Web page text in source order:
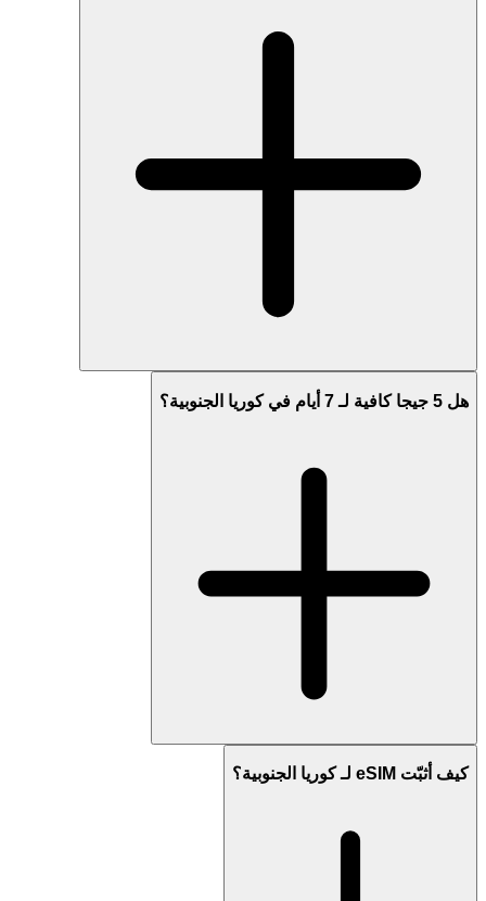
هل 5 جيجا كافية لـ 7 أيام في كوريا الجنوبية؟
كيف أثبّت eSIM لـ كوريا الجنوبية؟